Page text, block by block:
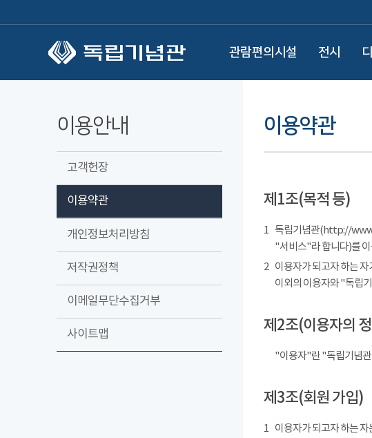
관람편의시설 전시
이용안내
고객헌장
이용약관
개인정보처리방침
저작권정책
이메일무단수집거부
사이트맵
이용약관
제1조(목적 등)
1 독립기념관(http://
"서비스"라 합니다)를 이
2 이용자가 되고자 하는
이외의 이용자와 "독립
제2조(이용자의
"이용자"란 "독립기념관
제3조(회원 가입)
1 이용자가 되고자 하는